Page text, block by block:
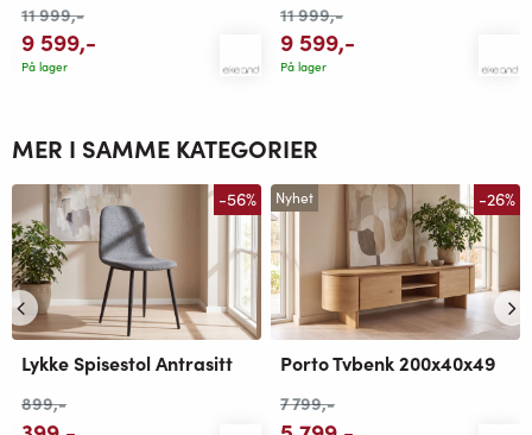
11 999,-
9 599,-
På lager
11 999,-
9 599,-
På lager
MER I SAMME KATEGORIER
-56%
Lykke Spisestol Antrasitt
899,-
Nyhet -26%
Porto Tvbenk 200x40x49
7 799,-